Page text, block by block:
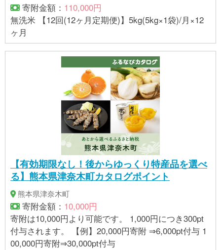
寄附金額： 110,000円
無洗米 【12回(12ヶ月定期便)】5kg(5kg×1袋)/月×12
ヶ月
【有効期限なし！後からゆっくり特産品を選べ
る】熊本県津奈木町カタログポイント
熊本県津奈木町
寄附金額： 10,000円
寄附は10,000円より可能です。 1,000円につき300pt
付与されます。 【例】20,000円寄附 ⇒6,000pt付与 1
00,000円寄附⇒30,000pt付与